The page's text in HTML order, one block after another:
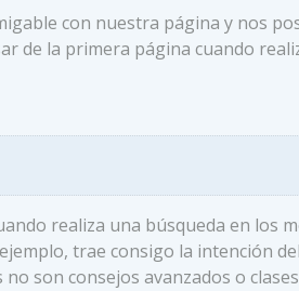
con nuestra página y nos
de la primera página cuando
realiza una búsqueda en los
trae consigo la intención
son consejos avanzados o